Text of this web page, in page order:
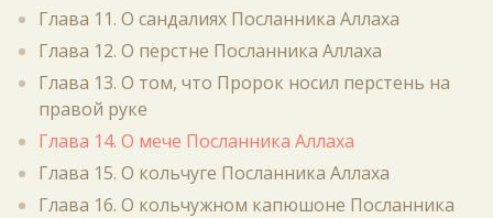
Глава 11. О сандалиях Посланника Аллаха
Глава 12. О перстне Посланника Аллаха
Глава 13. О том, что Пророк носил перстень на
правой руке
Глава 14. О мече Посланника Аллаха
Глава 15. О кольчуге Посланника Аллаха
Глава 16. О кольчужном капюшоне Посланника